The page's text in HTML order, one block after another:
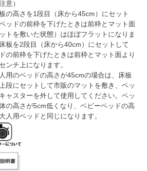
意）
の高さを1段目（床から45cm）にセット
ッドの前枠を下げたときは前枠とマット面
ットを敷いた状態）はほぼフラットになりま
板を2段目（床から40cm）にセットして
の前枠を下げたときは前枠とマット面より
ンチ上になります。
用のベッドの高さが45cmの場合は、床板
段にセットして市販のマットを敷き、ベッ
ャスターを外して使用してください。ベッ
の高さが5cm低くなり、ベビーベッドの高
人用ベッドと同じになります。